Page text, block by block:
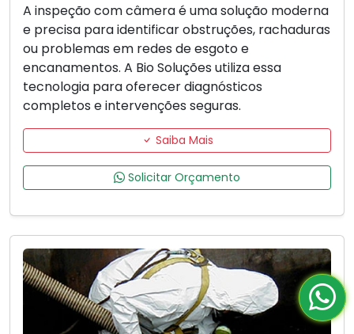
A inspeção com câmera é uma solução moderna
e precisa para identificar obstruções, rachaduras
ou problemas em redes de esgoto e
encanamentos. A Bio Soluções utiliza essa
tecnologia para oferecer diagnósticos
completos e intervenções seguras.
Saiba Mais
Solicitar Orçamento